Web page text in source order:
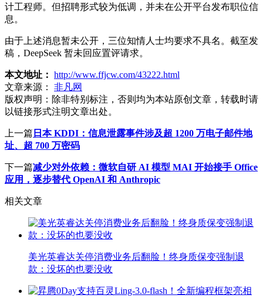
计工程师。但招聘形式较为低调，并未在公开平台发布职位信
息。
由于上述消息暂未公开，三位知情人士均要求不具名。截至发
稿，DeepSeek 暂未回应置评请求。
本文地址： http://www.ffjcw.com/43222.html
文章来源：
非凡网
版权声明： 除非特别标注，否则均为本站原创文章，转载时请
以链接形式注明文章出处。
上一篇 日本 KDDI：信息泄露事件涉及超 1200 万电子邮件地
址、超 700 万密码
下一篇减少对外依赖：微软自研 AI 模型 MAI 开始接手 Office
应用，逐步替代 OpenAI 和 Anthropic
相关文章
美光英睿达关停消费业务后翻脸！终身质保变强制退
款：没坏的也要没收